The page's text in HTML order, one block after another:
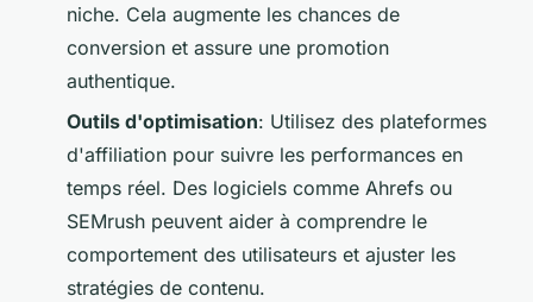
niche. Cela augmente les chances de
conversion et assure une promotion
authentique.
Outils d'optimisation: Utilisez des plateformes
d'affiliation pour suivre les performances en
temps réel. Des logiciels comme Ahrefs ou
SEMrush peuvent aider à comprendre le
comportement des utilisateurs et ajuster les
stratégies de contenu.